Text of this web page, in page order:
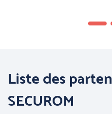
Liste des
SECUROM